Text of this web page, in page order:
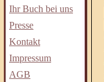
Ihr Buch bei uns
Presse
Kontakt
Impressum
AGB